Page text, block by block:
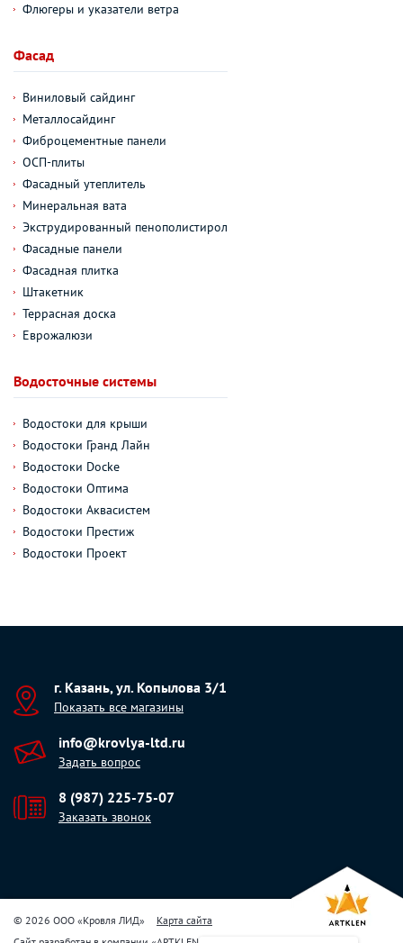
Флюгеры и указатели ветра
Фасад
Виниловый сайдинг
Металлосайдинг
Фиброцементные панели
ОСП-плиты
Фасадный утеплитель
Минеральная вата
Экструдированный пенополистирол
Фасадные панели
Фасадная плитка
Штакетник
Террасная доска
Еврожалюзи
Водосточные системы
Водостоки для крыши
Водостоки Гранд Лайн
Водостоки Docke
Водостоки Оптима
Водостоки Аквасистем
Водостоки Престиж
Водостоки Проект
г. Казань, ул. Копылова 3/1
Показать все магазины
info@krovlya-ltd.ru
Задать вопрос
8 (987) 225-75-07
Заказать звонок
© 2026 ООО «Кровля ЛИД»
Карта сайта